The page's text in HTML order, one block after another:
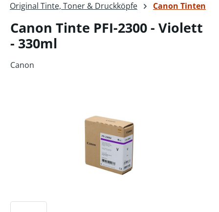
Original Tinte, Toner & Druckköpfe
Canon Tinten
Canon Tinte PFI-2300 - Violett
- 330ml
Canon